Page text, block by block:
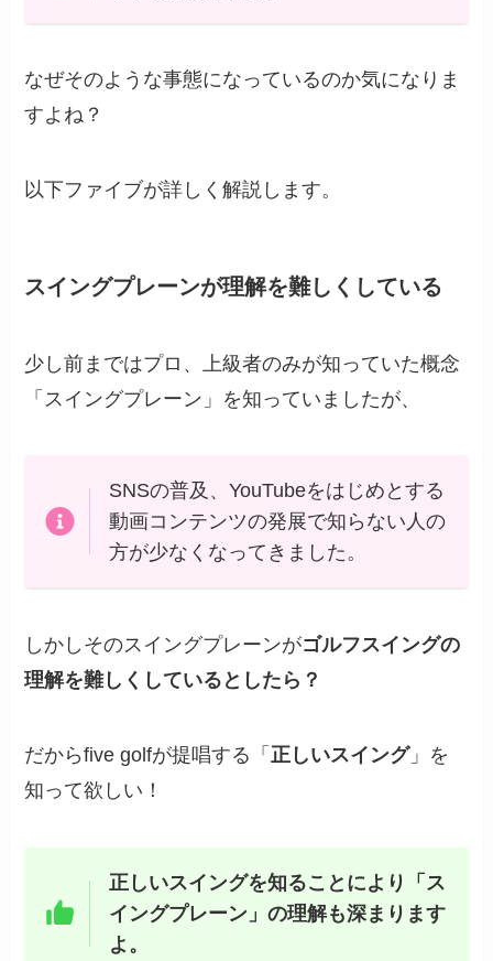
なぜそのような事態になっているのか気になりま
すよね？
以下ファイブが詳しく解説します。
スイングプレーンが理解を難しくしている
少し前まではプロ、上級者のみが知っていた概念
「スイングプレーン」を知っていましたが、
SNSの普及、YouTubeをはじめとする
動画コンテンツの発展で知らない人の
方が少なくなってきました。
しかしそのスイングプレーンがゴルフスイングの
理解を難しくしているとしたら？
だからfive golfが提唱する「 正しいスイング」を
知って欲しい！
正しいスイングを知ることにより「ス
イングプレーン」の理解も深まります
よ。